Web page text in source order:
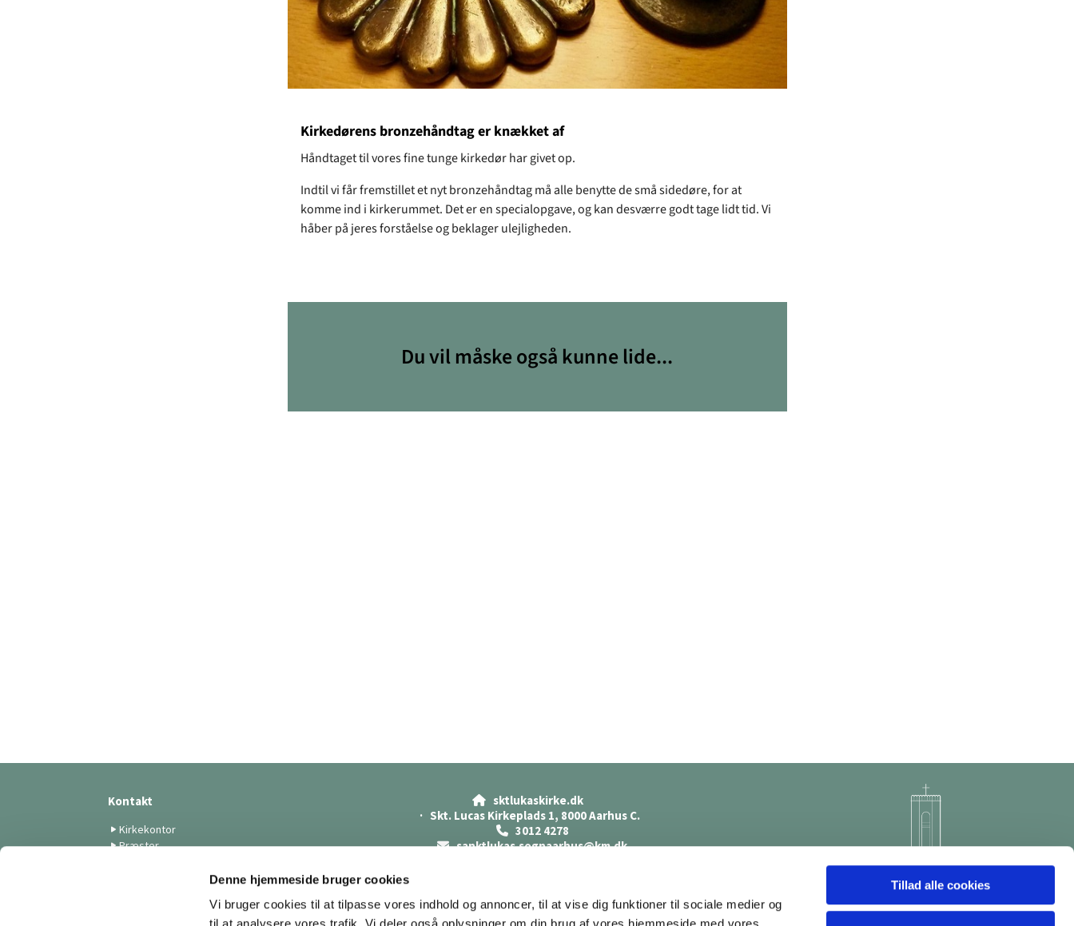
Denne hjemmeside bruger cookies
Vi bruger cookies til at tilpasse vores indhold og annoncer, til at vise dig funktioner til sociale medier og
Tillad alle cookies
Kirkedørens bronzehåndtag er knækket af
Håndtaget til vores fine tunge kirkedør har givet op.
Indtil vi får fremstillet et nyt bronzehåndtag må alle benytte de små sidedøre, for at
komme ind i kirkerummet. Det er en specialopgave, og kan desværre godt tage lidt tid. Vi
håber på jeres forståelse og beklager ulejligheden.
Du vil måske også kunne lide...
Kontakt
Kirkekontor
Præster
sktlukaskirke.dk
· Skt. Lucas Kirkeplads 1, 8000 Aarhus C.
3012 4278
sanktlukas.sognaarhus@km.dk